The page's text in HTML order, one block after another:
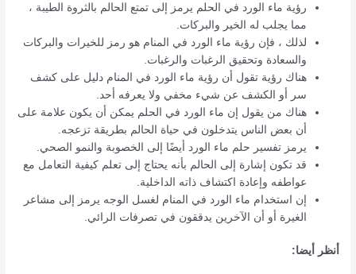
رؤية ماء الورد في الحلم يرمز إلى تمتع الحالم بالثروة الطيبة ،
مما يجلب له الخير والبركات.
لذلك ، فإن رؤية ماء الورد في المنام هو رمز للخيرات والبركات
والسعادة وتحقيق الرغبات والرغبات.
هناك رؤية تقول أن رؤية ماء الورد في المنام دليل على كشف
سر أو الكشف عن شيء مخفي ولا يعرفه أحد.
هناك من يقول إن ماء الورد في الحلم يمكن أن يكون علامة على
أن بعض الناس يتدخلون في حياة الحالم بطريقة تزعجه.
يرمز تفسير حلم ماء الورد أيضًا إلى الخصوبة والنمو الصحي.
قد تكون إشارة إلى الحالم بأنه يحتاج إلى تعلم كيفية التعامل مع
عواطفه وإعادة اكتشاف ذاته الداخلية.
إن استخدام ماء الورد في المنام لغسل الوجه يرمز إلى مشاعر
الغيرة أو أن الآخرين يدققون في تصرفات الرائي.
أنظر أيضا: